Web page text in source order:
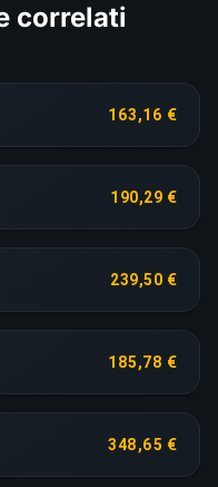
correlati
163,16 €
190,29 €
239,50 €
185,78 €
348,65 €